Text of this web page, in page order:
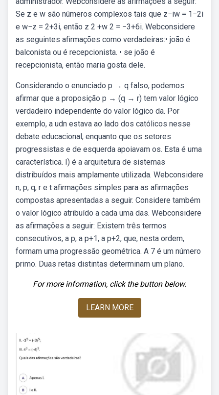
Se z e w são números complexos tais que z−iw = 1−2i
e w−z = 2+3i, então z 2 +w 2 = −3+6i. Webconsidere
as seguintes afirmações como verdadeiras:• joão é
balconista ou é recepcionista. • se joão é
recepcionista, então maria gosta dele.
Considerando o enunciado p → q falso, podemos
afirmar que a proposição p → (q → r) tem valor lógico
verdadeiro independente do valor lógico da. Por
exemplo, a udn estava ao lado dos católicos nesse
debate educacional, enquanto que os setores
progressistas e de esquerda apoiavam os. Esta é uma
característica. I) é a arquitetura de sistemas
distribuídos mais amplamente utilizada. Webconsidere
n, p, q, r e t afirmações simples para as afirmações
compostas apresentadas a seguir. Considere também
o valor lógico atribuído a cada uma das. Webconsidere
as afirmações a seguir: Existem três termos
consecutivos, a p, a p+1, a p+2, que, nesta ordem,
formam uma progressão geométrica. A 7 é um número
primo. Duas retas distintas determinam um plano.
For more information, click the button below.
LEARN MORE